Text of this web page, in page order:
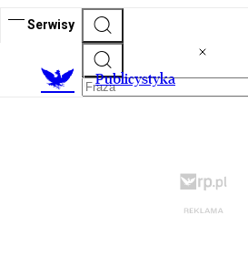
Serwisy
Publicystyka